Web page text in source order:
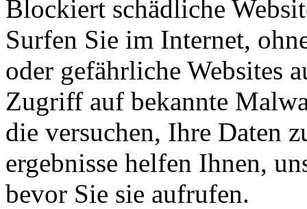
Blockiert schädliche
Surfen Sie im Internet,
oder gefährliche Web­sites
Zugriff auf bekannte
die versuchen, Ihre Daten
ergebnisse helfen Ihnen,
bevor Sie sie aufrufen.